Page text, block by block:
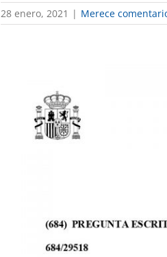
28 enero, 2021 | Merece